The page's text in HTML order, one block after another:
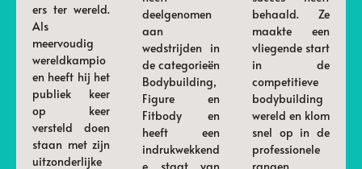
ers ter wereld.
Als
meervoudig
wereldkampio
en heeft hij het
publiek keer
op keer
versteld doen
staan ​​met zijn
uitzonderlijke
deelgenomen
aan
wedstrijden in
de categorieën
Bodybuilding,
Figure en
Fitbody en
heeft een
indrukwekkend
behaald. Ze
maakte een
vliegende start
in de
competitieve
bodybuilding
wereld en klom
snel op in de
professionele